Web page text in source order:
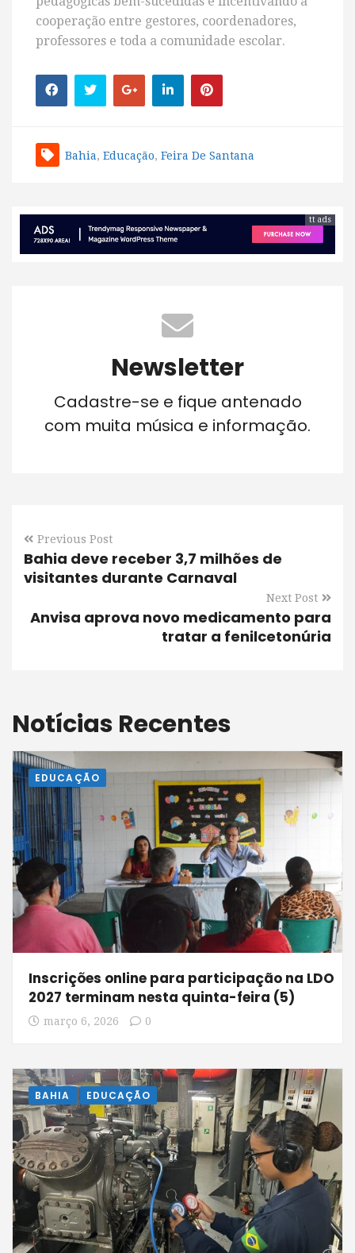
cooperação entre gestores, coordenadores,
professores e toda a comunidade escolar.
Bahia, Educação, Feira De Santana
tt ads
Newsletter
Cadastre-se e fique antenado
com muita música e informação.
Previous Post
Bahia deve receber 3,7 milhões de
visitantes durante Carnaval
Next Post
Anvisa aprova novo medicamento para
tratar a fenilcetonúria
Notícias Recentes
EDUCAÇÃO
Inscrições online para participação na LDO
2027 terminam nesta quinta-feira (5)
março 6, 2026 0
BAHIA EDUCAÇÃO